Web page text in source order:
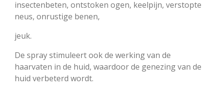
insectenbeten, ontstoken ogen, keelpijn, verstopte
neus, onrustige benen,
jeuk.
De spray stimuleert ook de werking van de
haarvaten in de huid, waardoor de genezing van de
huid verbeterd wordt.